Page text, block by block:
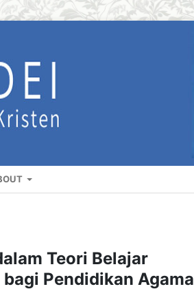
Teori Belajar
Pendidikan Agama